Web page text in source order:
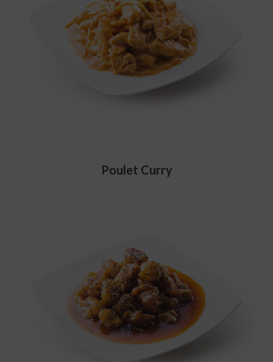
Poulet Curry